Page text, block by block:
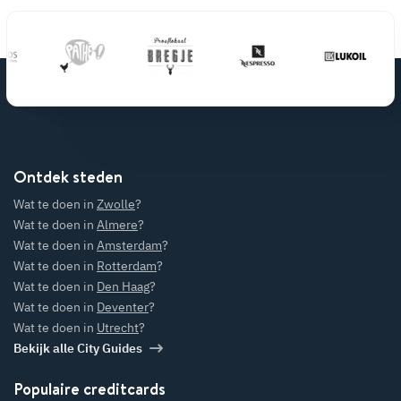
Ontdek steden
Wat te doen in Zwolle?
Wat te doen in Almere?
Wat te doen in Amsterdam?
Wat te doen in Rotterdam?
Wat te doen in Den Haag?
Wat te doen in Deventer?
Wat te doen in Utrecht?
Bekijk alle City Guides
Populaire creditcards